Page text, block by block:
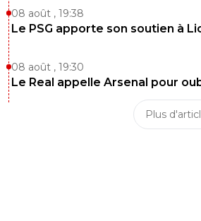
08 août , 19:38
Le PSG apporte son soutien à
08 août , 19:30
Le Real appelle Arsenal pour
Plus